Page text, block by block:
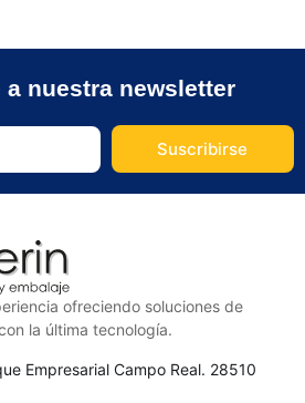
nuestra newsletter
Suscribirse
ofreciendo soluciones de
la última tecnología.
Empresarial Campo Real. 28510